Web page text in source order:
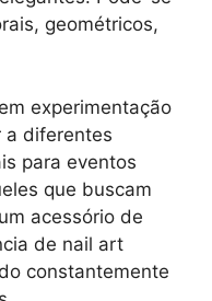
geométricos,
experimentação
a diferentes
para eventos
que buscam
acessório de
de nail art
constantemente